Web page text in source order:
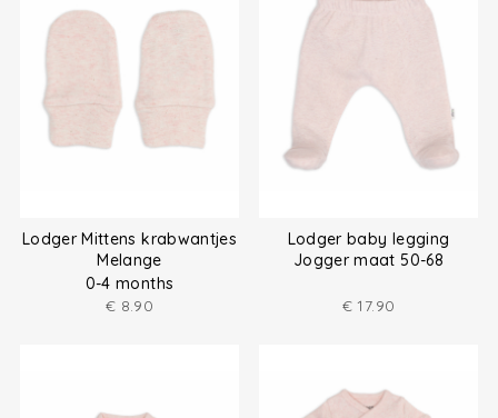
Lodger Mittens krabwantjes
Melange
0-4 months
€ 8.90
Lodger baby legging
Jogger maat 50-68
€ 17.90